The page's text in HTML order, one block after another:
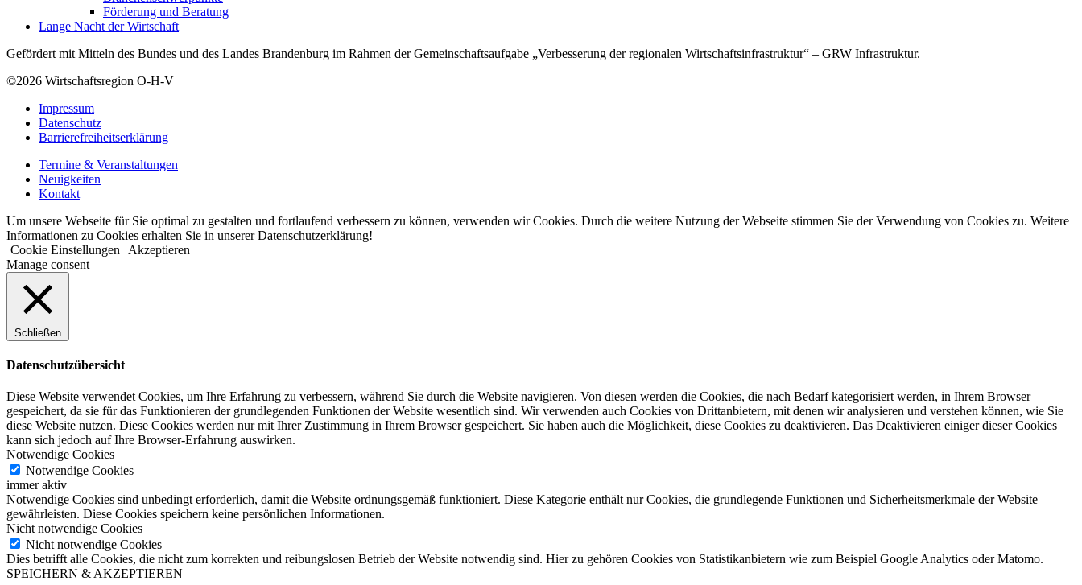
Förderung und Beratung
Lange Nacht der Wirtschaft
Gefördert mit Mitteln des Bundes und des Landes Brandenburg im Rahmen der Gemeinschaftsaufgabe „Verbesserung der regionalen Wirtschaftsinfrastruktur“ – GRW Infrastruktur.
©2026 Wirtschaftsregion O-H-V
Impressum
Datenschutz
Barrierefreiheitserklärung
Termine & Veranstaltungen
Neuigkeiten
Kontakt
Um unsere Webseite für Sie optimal zu gestalten und fortlaufend verbessern zu können, verwenden wir Cookies. Durch die weitere Nutzung der Webseite stimmen Sie der Verwendung von Cookies zu. Weitere
Informationen zu Cookies erhalten Sie in unserer Datenschutzerklärung!
Cookie Einstellungen
Akzeptieren
Manage consent
Schließen
Datenschutzübersicht
Diese Website verwendet Cookies, um Ihre Erfahrung zu verbessern, während Sie durch die Website navigieren. Von diesen werden die Cookies, die nach Bedarf kategorisiert werden, in Ihrem Browser
gespeichert, da sie für das Funktionieren der grundlegenden Funktionen der Website wesentlich sind. Wir verwenden auch Cookies von Drittanbietern, mit denen wir analysieren und verstehen können, wie Sie
diese Website nutzen. Diese Cookies werden nur mit Ihrer Zustimmung in Ihrem Browser gespeichert. Sie haben auch die Möglichkeit, diese Cookies zu deaktivieren. Das Deaktivieren einiger dieser Cookies
kann sich jedoch auf Ihre Browser-Erfahrung auswirken.
Notwendige Cookies
Notwendige Cookies
immer aktiv
Notwendige Cookies sind unbedingt erforderlich, damit die Website ordnungsgemäß funktioniert. Diese Kategorie enthält nur Cookies, die grundlegende Funktionen und Sicherheitsmerkmale der Website
gewährleisten. Diese Cookies speichern keine persönlichen Informationen.
Nicht notwendige Cookies
Nicht notwendige Cookies
Dies betrifft alle Cookies, die nicht zum korrekten und reibungslosen Betrieb der Website notwendig sind. Hier zu gehören Cookies von Statistikanbietern wie zum Beispiel Google Analytics oder Matomo.
SPEICHERN & AKZEPTIEREN